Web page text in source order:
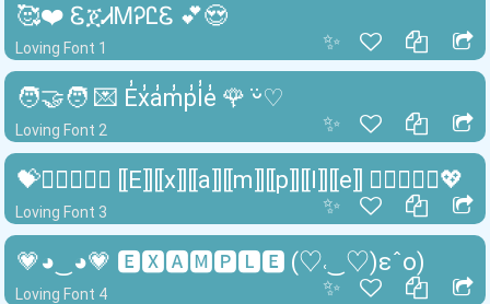
✨
Loving Font 1
🥰❤️ ᏋጀᏗᎷᎮᏝᏋ 💕😍
✨
Loving Font 2
🧑‍🤝‍🧑 💌 E̾x̾a̾m̾p̾l̾e̾ 🌹 ᵕ̈♡︎
✨
Loving Font 3
💝👩🏽‍❤️‍👨🏻 ⟦E⟧⟦x⟧⟦a⟧⟦m⟧⟦p⟧⟦l⟧⟦e⟧ 👩🏼‍❤️‍👩🏼💖
✨
Loving Font 4
💗◕‿◕💗 🅴🆇🅰🅼🅿🅻🅴 (♡˓‿♡)ɛˆo)